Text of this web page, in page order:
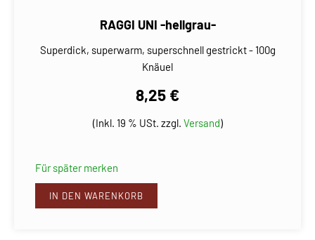
RAGGI UNI -hellgrau-
Superdick, superwarm, superschnell gestrickt - 100g
Knäuel
8,25 €
(Inkl. 19 % USt. zzgl. Versand)
Für später merken
IN DEN WARENKORB